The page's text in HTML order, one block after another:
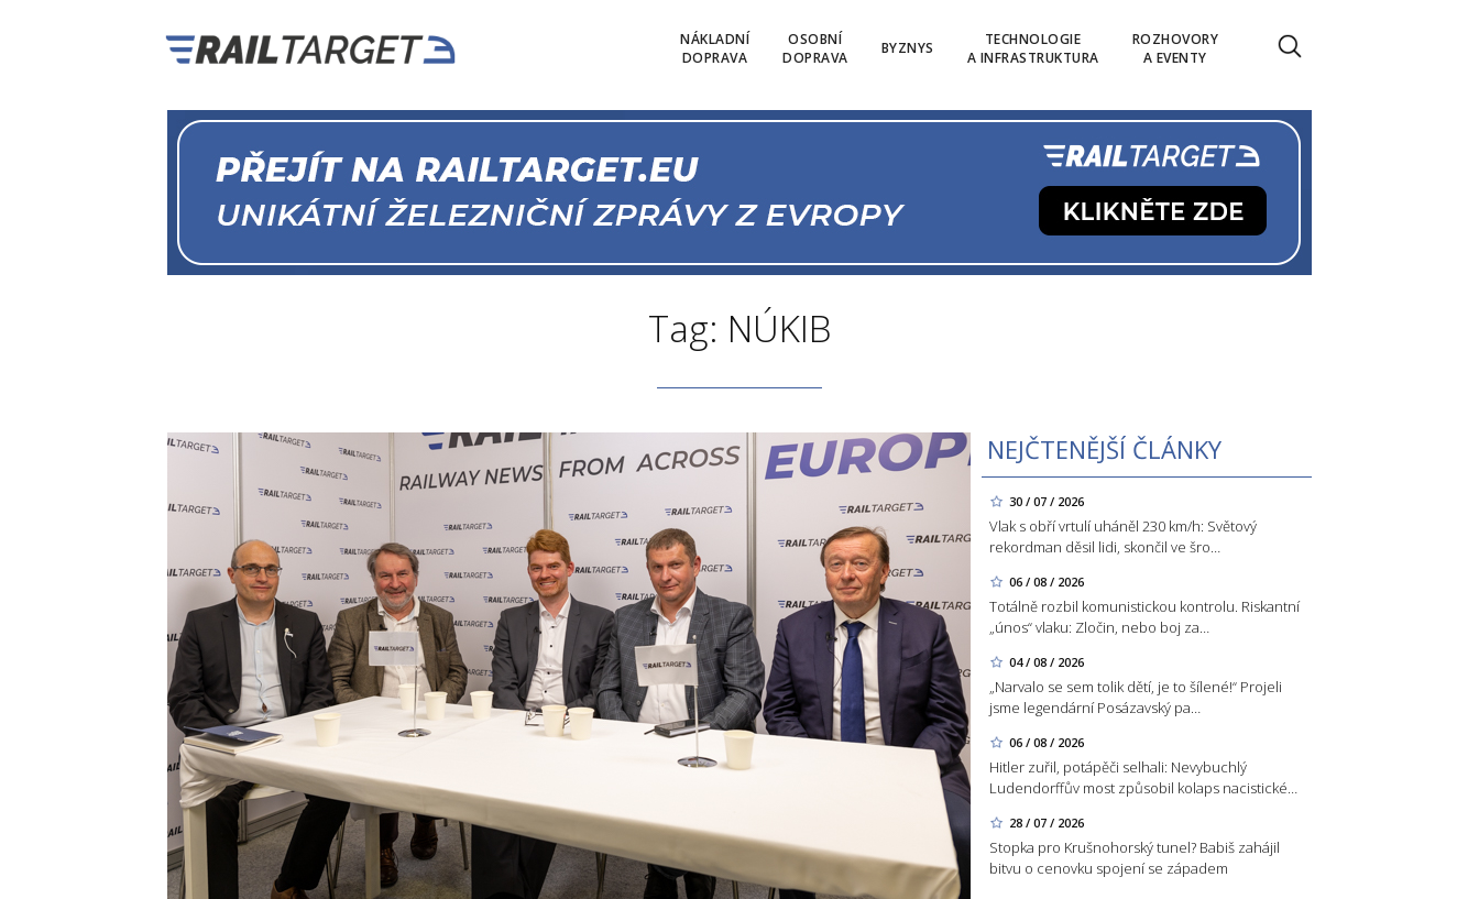
NÁKLADNÍ
DOPRAVA
OSOBNÍ
DOPRAVA
BYZNYS
TECHNOLOGIE
A INFRASTRUKTURA
ROZHOVORY
A EVENTY
Tag: NÚKIB
NEJČTENĚJŠÍ ČLÁNKY
30 / 07 / 2026
Vlak s obří vrtulí uháněl 230 km/h: Světový
rekordman děsil lidi, skončil ve šro…
06 / 08 / 2026
Totálně rozbil komunistickou kontrolu. Riskantní
„únos“ vlaku: Zločin, nebo boj za…
04 / 08 / 2026
„Narvalo se sem tolik dětí, je to šílené!“ Projeli
jsme legendární Posázavský pa…
06 / 08 / 2026
Hitler zuřil, potápěči selhali: Nevybuchlý
Ludendorffův most způsobil kolaps nacistické…
28 / 07 / 2026
Stopka pro Krušnohorský tunel? Babiš zahájil
bitvu o cenovku spojení se západem